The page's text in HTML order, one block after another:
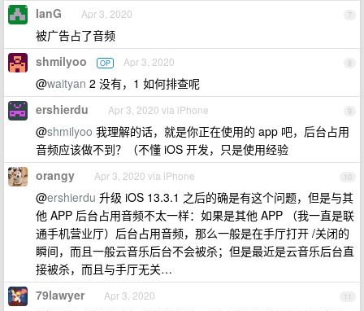
7
IanG Apr 3, 2020
被广告占了音频
8
shmilyoo OP Apr 3, 2020
@waityan 2 没有，1 如何排查呢
9
ershierdu Apr 3, 2020 via iPhone
@shmilyoo 我理解的话，就是你正在使用的 app 吧，后台占用
音频应该做不到？（不懂 iOS 开发，只是使用经验
10
orangy Apr 3, 2020 via iPhone
@ershierdu 升级 iOS 13.3.1 之后的确是有这个问题，但是与其
他 APP 后台占用音频不太一样：如果是其他 APP （我一直是联
通手机营业厅）后台占用音频，那么一般是在手厅打开 /关闭的
瞬间，而且一般云音乐后台不会被杀；但是最近是云音乐后台直
接被杀，而且与手厅无关…
11
79lawyer Apr 3, 2020